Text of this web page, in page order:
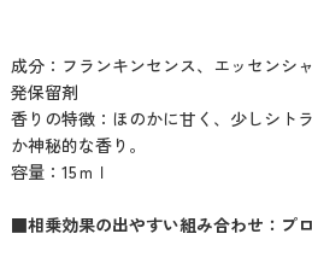
成分：フランキンセンス、エッセンシ
発保留剤
香りの特徴：ほのかに甘く、少しシト
か神秘的な香り。
容量：15ｍｌ
■相乗効果の出やすい組み合わせ：プ